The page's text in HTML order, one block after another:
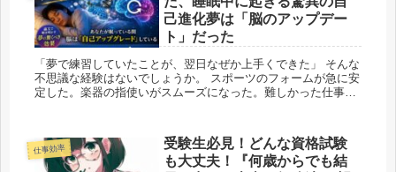
己進化夢は「脳のアップデー
ト」だった
「夢で練習していたことが、翌日なぜか上手くできた」 そんな
不思議な経験はないでしょうか。 スポーツのフォームが急に安
定した。楽器の指使いがスムーズになった。難しかった仕事の
仕事効率
受験生必見！どんな資格試験
も大丈夫！『何歳からでも結